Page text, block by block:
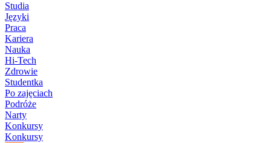
Studia
Języki
Praca
Kariera
Nauka
Hi-Tech
Zdrowie
Studentka
Po zajęciach
Podróże
Narty
Konkursy
Konkursy